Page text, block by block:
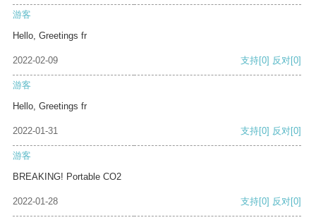
游客
Hello, Greetings fr
2022-02-09 支持[0] 反对[0]
游客
Hello, Greetings fr
2022-01-31 支持[0] 反对[0]
游客
BREAKING! Portable CO2
2022-01-28 支持[0] 反对[0]